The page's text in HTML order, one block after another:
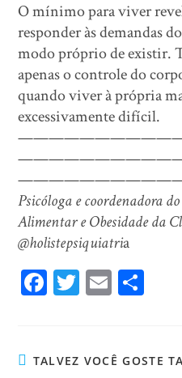
O mínimo para viver
responder às demandas
modo próprio de existir.
apenas o controle do
quando viver à própria
excessivamente difícil.
Psicóloga e coordenadora
Alimentar e Obesidade da
@holistepsiquiatria
Fa
ok
T
er
E
TALVEZ VOCÊ GOSTE